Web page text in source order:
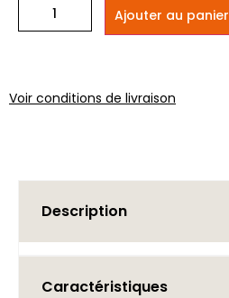
Ajouter au panier
Voir conditions de livraison
Description
Caractéristiques